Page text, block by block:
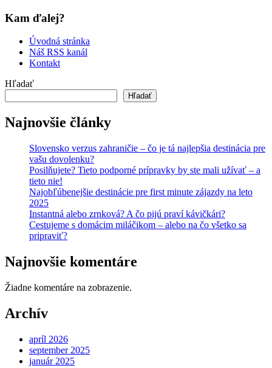
Kam ďalej?
Úvodná stránka
Náš RSS kanál
Kontakt
Hľadať
Hľadať
Najnovšie články
Slovensko verzus zahraničie – čo je tá najlepšia destinácia pre
vašu dovolenku?
Posilňujete? Tieto podporné prípravky by ste mali užívať – a
tieto nie!
Najobľúbenejšie destinácie pre first minute zájazdy na leto
2025
Instantná alebo zrnková? A čo pijú praví kávičkári?
Cestujeme s domácim miláčikom – alebo na čo všetko sa
pripraviť?
Najnovšie komentáre
Žiadne komentáre na zobrazenie.
Archív
apríl 2026
september 2025
január 2025